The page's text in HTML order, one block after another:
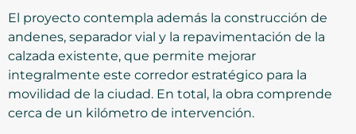
El proyecto contempla además la construcción de
andenes, separador vial y la repavimentación de la
calzada existente, que permite mejorar
integralmente este corredor estratégico para la
movilidad de la ciudad. En total, la obra comprende
cerca de un kilómetro de intervención.